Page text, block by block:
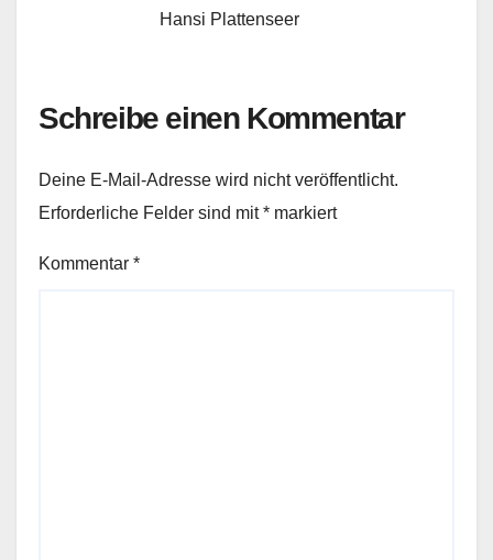
Hansi Plattenseer
Schreibe einen Kommentar
Deine E-Mail-Adresse wird nicht veröffentlicht.
Erforderliche Felder sind mit* markiert
Kommentar *